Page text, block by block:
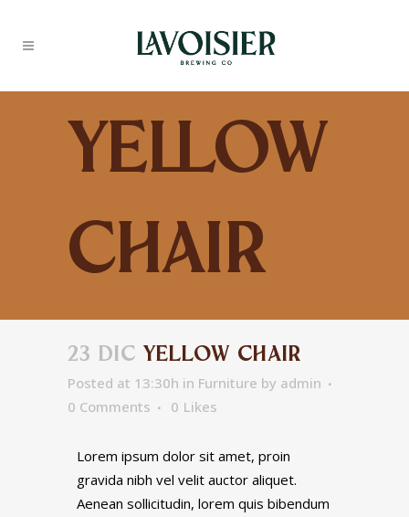
Yellow
Chair
23 DIC YELLOW CHAIR
Posted at 13:30h in Furniture by admin
0 Comments
0 Likes
Lorem ipsum dolor sit amet, proin
gravida nibh vel velit auctor aliquet.
Aenean sollicitudin, lorem quis bibendum